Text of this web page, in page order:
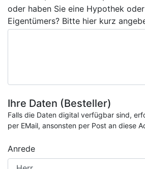
oder haben Sie eine Hypothek
Eigentümers? Bitte hier kurz
Ihre Daten (Besteller)
Falls die Daten digital verfügbar sind,
per EMail, ansonsten per Post an diese
Anrede